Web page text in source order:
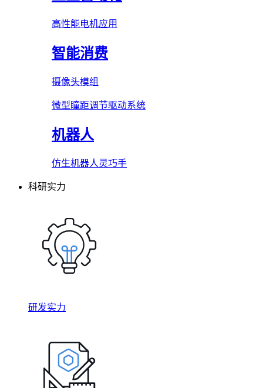
高性能电机应用
智能消费
摄像头模组
微型瞳距调节驱动系统
机器人
仿生机器人灵巧手
科研实力
研发实力